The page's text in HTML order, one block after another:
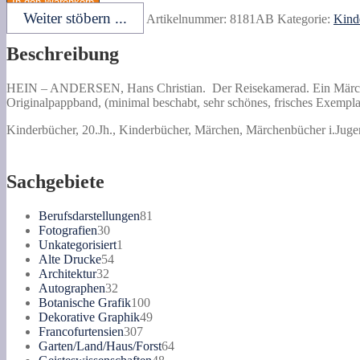
Christian.
Ein
Jubiläumsausgabe.
Menge
Weiter stöbern ... Artikelnummer: 8181AB Kategorie:
Beschreibung
HEIN – ANDERSEN, Hans Christian. Der Reisekamerad. Ein
Originalpappband, (minimal beschabt, sehr schönes, frisches
Kinderbücher, 20.Jh., Kinderbücher, Märchen, Märchenbücher
Sachgebiete
Berufsdarstellungen81
Fotografien3030
Produkte
Unkategorisiert1
Alte Drucke5454
Architektur32
Produkte
Autographen32
Produkte
Botanische Grafik100100
Produkte
Dekorative Graphik4949
Francofurtensien307307
Produkte
Garten/Land/Haus/Forst6464